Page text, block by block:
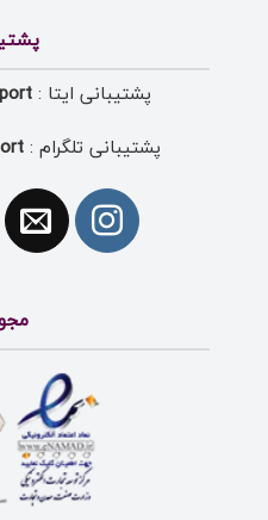
پشتیبانی ایتا :
پشتیبانی تلگرام :